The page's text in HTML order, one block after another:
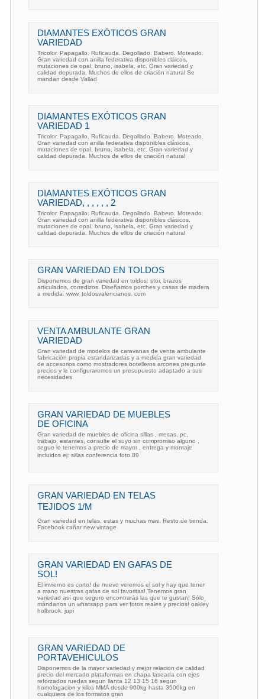
DIAMANTES EXÓTICOS GRAN
VARIEDAD
Tricolor. Papagallo. Ruficauda. Degollado. Babero. Moteado.
Gran variedad con anilla federativa disponibles cláicos,
mutaciones de opal, bruno, isabela, etc. Gran variedad y
calidad depurada. Muchos de ellos de criación natural Se
mandan desde Vallad
DIAMANTES EXÓTICOS GRAN
VARIEDAD 1
Tricolor. Papagallo. Ruficauda. Degollado. Babero. Moteado.
Gran variedad con anilla federativa disponibles clásicos,
mutaciones de opal, bruno, isabela, etc. Gran variedad y
calidad depurada. Muchos de ellos de criación natural
DIAMANTES EXÓTICOS GRAN
VARIEDAD, , , , , , 2
Tricolor. Papagallo. Ruficauda. Degollado. Babero. Moteado.
Gran variedad con anilla federativa disponibles clásicos,
mutaciones de opal, bruno, isabela, etc. Gran variedad y
calidad depurada. Muchos de ellos de criación natural
GRAN VARIEDAD EN TOLDOS
Disponemos de gran variedad en toldos: stor, brazos
articulados, corredizos. Diseñamos porches y casas de madera
a medida. www. toldosvalencianos. com
VENTA AMBULANTE GRAN
VARIEDAD
Gran variedad de modelos de caravanas de venta ambulante
fabricación propia estandarizadas y a medida gran variedad
de accesorios como mostradores botelleros arcones pregunte
precios y le configuraremos un presupuesto adaptado a sus
necesidades
GRAN VARIEDAD DE MUEBLES
DE OFICINA
Gran variedad de muebles de oficina sillas , mesas, pc,
trabajo, estantes, consulte el suyo sin compromiso alguno ,
seguo lo tenemos a precio de mayor , entrega y montaje
incluidos ej: sillas conferencia foto 89
GRAN VARIEDAD EN TELAS
TEJIDOS 1/M
Gran variedad en telas, estas y muchas mas. Resto de tienda.
Facebook cañar new vintage
GRAN VARIEDAD EN GAFAS DE
SOL!
El invierno es corto! de nuevo veremos el sol y hay que tener
a mano nuestras gafas de sol favoritas! Tenemos gran
variedad así que seguro encontrarás las que te gustan! Sólo
mándanos un whatsapp para ver fotos reales y precios! oakley
holbrook, jupi
GRAN VARIEDAD DE
PORTAVEHICULOS
Disponemos de la mayor variedad y mejor relacion de calidad
precio del mercado plataformas en chapa laseada con ejes
reforzados ruedas segun llanta 12 13 15 16 segun
homologacion y kilos MMA desde 900kg hasta 3500kg en
cualquiera de los formatos gran